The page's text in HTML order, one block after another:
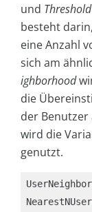
und
besteht
eine Anzahl
sich am
ighborhood
die
der Benutzer
wird die
genutzt.